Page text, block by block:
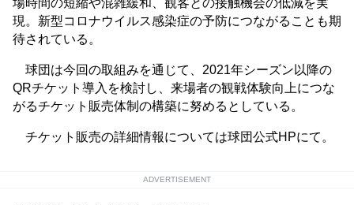
場時間の短縮や混雑緩和、観客との接触機会の低減を実
現。新型コロナウイルス感染症の予防につながることも期
待されている。
球団は今回の取組みを通じて、2021年シーズン以降の
QRチケット導入を検討し、来場者の観戦体験向上につな
がるチケット販売体制の構築に努めるとしている。
チケット販売の詳細情報については球団公式HPにて。
ADVERTISEMENT